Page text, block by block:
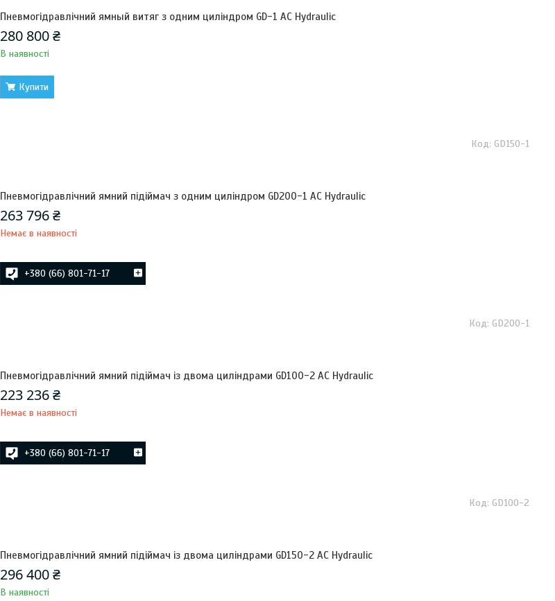
Пневмогідравлічний ямный витяг з одним циліндром GD-1 AC Hydraulic
280 800 ₴
В наявності
Купити
GD150-1
Пневмогідравлічний ямний підіймач з одним циліндром GD200-1 AC Hydraulic
263 796 ₴
Немає в наявності
+380 (66) 801-71-17
GD200-1
Пневмогідравлічний ямний підіймач із двома циліндрами GD100-2 AC Hydraulic
223 236 ₴
Немає в наявності
+380 (66) 801-71-17
GD100-2
Пневмогідравлічний ямний підіймач із двома циліндрами GD150-2 AC Hydraulic
296 400 ₴
В наявності